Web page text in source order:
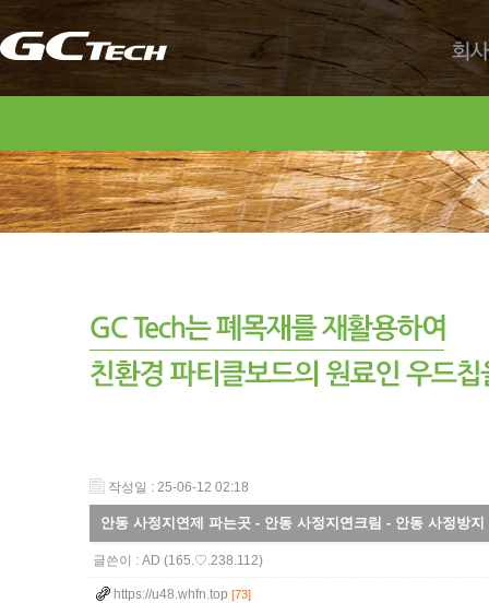
회사
작성일 : 25-06-12 02:18
안동 사정지연제 파는곳 - 안동 사정지연크림 - 안동 사정방지
글쓴이 : AD (165.♡.238.112)
https://u48.whfn.top [73]